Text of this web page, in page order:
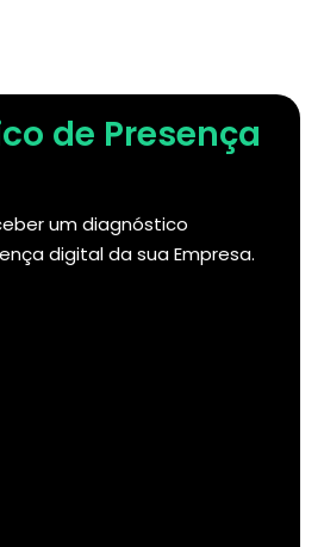
de Presença
um diagnóstico
digital da sua Empresa.